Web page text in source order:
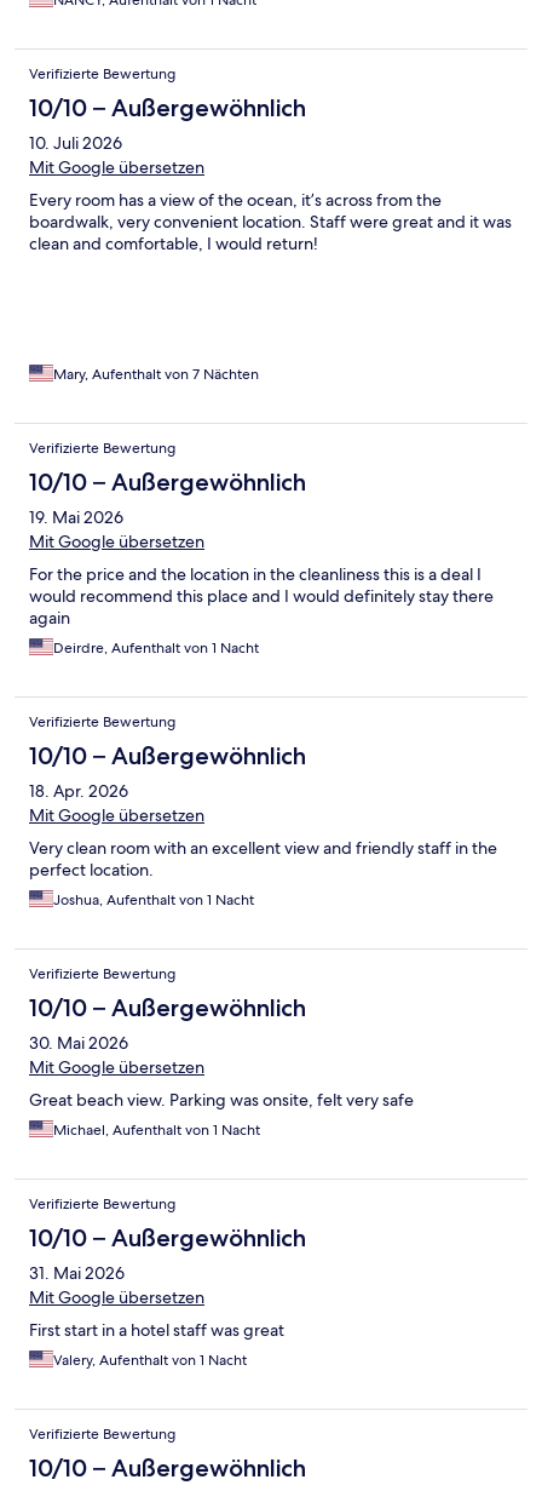
Verifizierte Bewertung
10/10 – Außergewöhnlich
10. Juli 2026
Mit Google übersetzen
Every room has a view of the ocean, it’s across from the
boardwalk, very convenient location. Staff were great and it was
clean and comfortable, I would return!
Mary, Aufenthalt von 7 Nächten
Verifizierte Bewertung
10/10 – Außergewöhnlich
19. Mai 2026
Mit Google übersetzen
For the price and the location in the cleanliness this is a deal I
would recommend this place and I would definitely stay there
again
Deirdre, Aufenthalt von 1 Nacht
Verifizierte Bewertung
10/10 – Außergewöhnlich
18. Apr. 2026
Mit Google übersetzen
Very clean room with an excellent view and friendly staff in the
perfect location.
Joshua, Aufenthalt von 1 Nacht
Verifizierte Bewertung
10/10 – Außergewöhnlich
30. Mai 2026
Mit Google übersetzen
Great beach view. Parking was onsite, felt very safe
Michael, Aufenthalt von 1 Nacht
Verifizierte Bewertung
10/10 – Außergewöhnlich
31. Mai 2026
Mit Google übersetzen
First start in a hotel staff was great
Valery, Aufenthalt von 1 Nacht
Verifizierte Bewertung
10/10 – Außergewöhnlich